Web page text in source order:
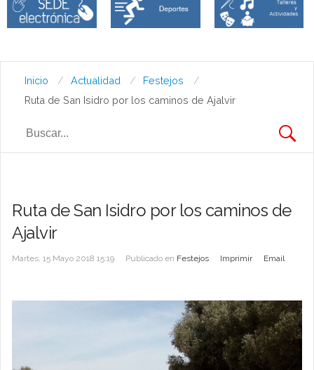
Inicio Actualidad
Festejos
Ruta de San Isidro por los caminos de Ajalvir
Ruta de San Isidro por los caminos de
Ajalvir
Martes, 15 Mayo 2018 15:19 Publicado en Festejos Imprimir Email